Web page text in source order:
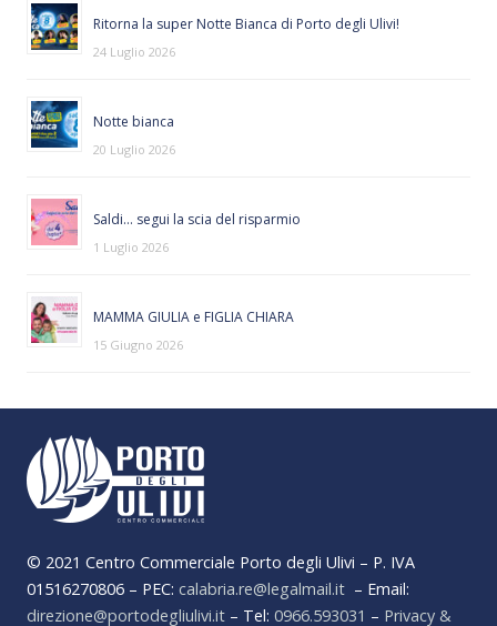
Ritorna la super Notte Bianca di Porto degli Ulivi!
24 Luglio 2026
Notte bianca
20 Luglio 2026
Saldi… segui la scia del risparmio
1 Luglio 2026
MAMMA GIULIA e FIGLIA CHIARA
15 Giugno 2026
© 2021 Centro Commerciale Porto degli Ulivi – P. IVA
01516270806 – PEC: calabria.re@legalmail.it – Email:
direzione@portodegliulivi.it – Tel: 0966.593031 – Privacy &